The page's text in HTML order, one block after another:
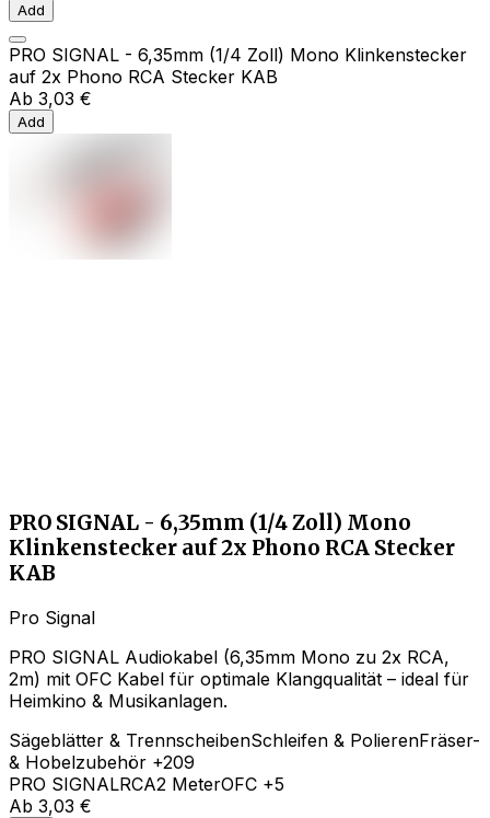
Add
PRO SIGNAL - 6,35mm (1/4 Zoll) Mono Klinkenstecker
auf 2x Phono RCA Stecker KAB
Ab 3,03 €
Add
PRO SIGNAL - 6,35mm (1/4 Zoll) Mono
Klinkenstecker auf 2x Phono RCA Stecker
KAB
Pro Signal
PRO SIGNAL Audiokabel (6,35mm Mono zu 2x RCA,
2m) mit OFC Kabel für optimale Klangqualität – ideal für
Heimkino & Musikanlagen.
Sägeblätter & TrennscheibenSchleifen & PolierenFräser-
& Hobelzubehör +209
PRO SIGNALRCA2 MeterOFC +5
Ab 3,03 €